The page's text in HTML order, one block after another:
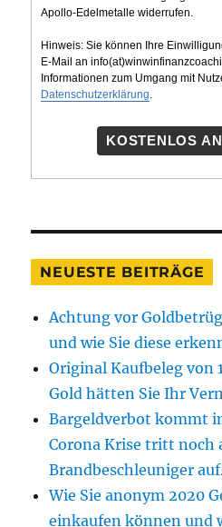
Apollo-Edelmetalle widerrufen.
Hinweis: Sie können Ihre
E-Mail an
Informationen zum Umgang mit
Datenschutzerklärung.
KOSTENLOS
NEUESTE BEITRÄGE
Achtung vor
und wie Sie diese
Original Kaufbeleg von
Gold hätten Sie Ihr
Bargeldverbot kommt
Corona Krise tritt noch
Brandbeschleuniger
Wie Sie anonym 2020
einkaufen können und